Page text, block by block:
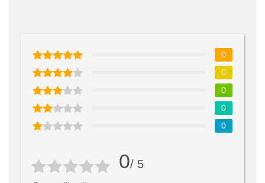
0/ 5
0
0
0
0
0